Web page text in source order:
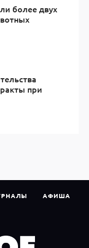
более двух
при
АФИША